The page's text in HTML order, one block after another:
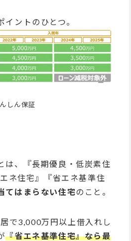
イントのひとつ。
しん保証
は、『⻑期優良・低炭素住
ネ住宅』『省エネ基準住
てはまらない住宅のこと。
で3,000万円以上借入れし
『省エネ基準住宅』なら最